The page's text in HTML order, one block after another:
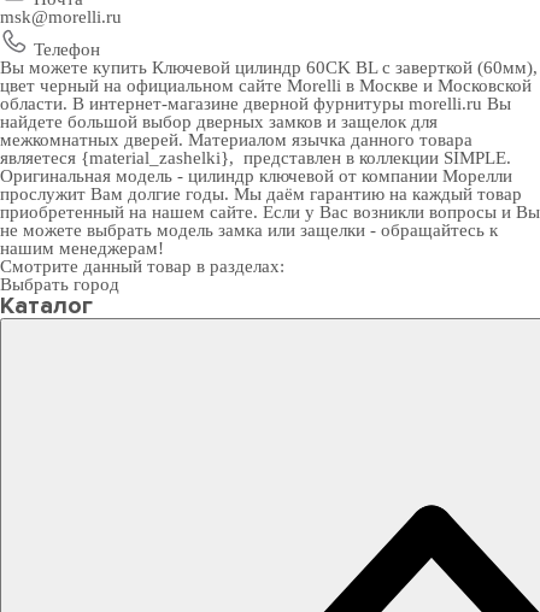
msk@morelli.ru
Телефон
Вы можете купить Ключевой цилиндр 60CK BL с заверткой (60мм),
цвет черный на официальном сайте Morelli в Москве и Московской
области. В интернет-магазине дверной фурнитуры morelli.ru Вы
найдете большой выбор дверных замков и защелок для
межкомнатных дверей. Материалом язычка данного товара
являетеся {material_zashelki}, представлен в коллекции SIMPLE.
Оригинальная модель - цилиндр ключевой от компании Морелли
прослужит Вам долгие годы. Мы даём гарантию на каждый товар
приобретенный на нашем сайте. Если у Вас возникли вопросы и Вы
не можете выбрать модель замка или защелки - обращайтесь к
нашим менеджерам!
Смотрите данный товар в разделах:
Выбрать город
Каталог